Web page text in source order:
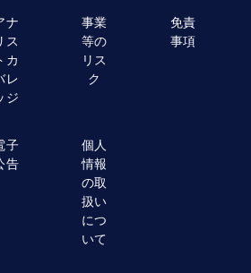
ナ
ス
カ
レ
ジ
事業
等の
リス
ク
免責
事項
子
告
個人
情報
の取
扱い
につ
いて